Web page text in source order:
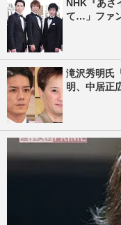
NHK『あさ
て…」ファ
滝沢秀明氏
明、中居正